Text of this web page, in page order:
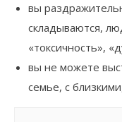
вы
складываются,
«токсичность»,
вы не можете
семье, с